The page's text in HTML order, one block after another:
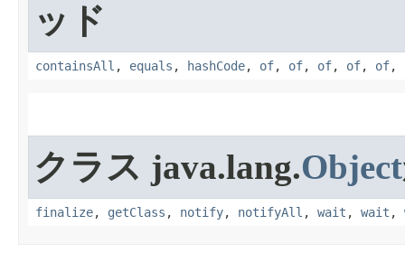
ッド
containsAll , equals , hashCode, of, of, of, of, of,
クラス java.lang.Object
finalize, getClass , notify, notifyAll , wait , wait ,